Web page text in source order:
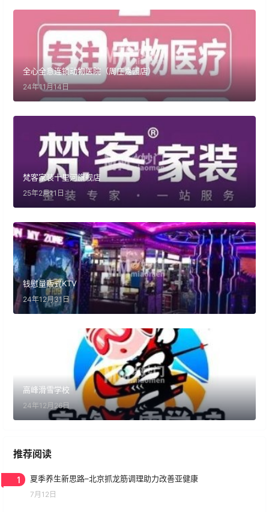
全心全意连锁动物医院（周庄嘉园店）
24年11月14日
梵客家装十里河旗舰店
25年2月11日
钱慰量贩式KTV
24年12月31日
高峰滑雪学校
24年12月26日
推荐阅读
1 夏季养生新思路–北京抓龙筋调理助力改善亚健康
7月12日